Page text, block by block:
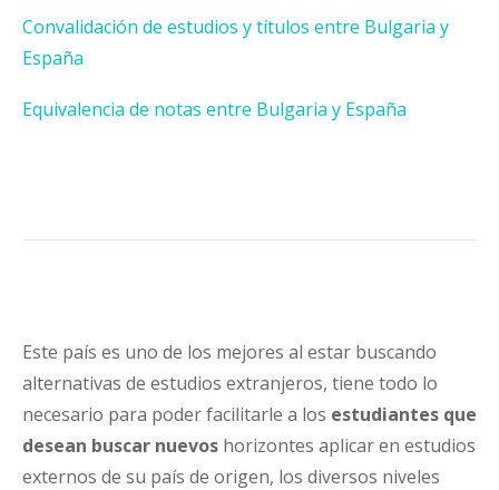
Convalidación de estudios y títulos entre Bulgaria y
España
Equivalencia de notas entre Bulgaria y España
Este país es uno de los mejores al estar buscando
alternativas de estudios extranjeros, tiene todo lo
necesario para poder facilitarle a los estudiantes que
desean buscar nuevos horizontes aplicar en estudios
externos de su país de origen, los diversos niveles